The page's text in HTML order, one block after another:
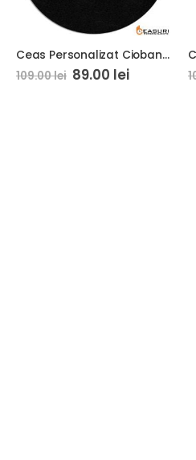
Ceas Personalizat Cioban cu Oi 01
109.00lei 89.00 lei